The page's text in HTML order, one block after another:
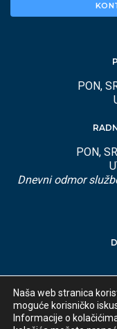
PON,
PON,
Dnevni odmor
Naša web stranica
moguće korisničko
Informacije o